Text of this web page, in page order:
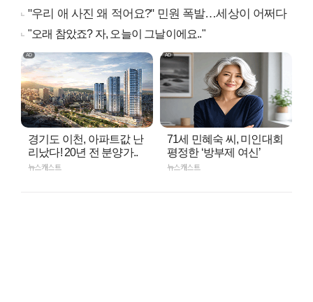
"우리 애 사진 왜 적어요?" 민원 폭발…세상이 어쩌다
"오래 참았죠? 자, 오늘이 그날이에요.."
경기도 이천, 아파트값 난
리났다! 20년 전 분양가..
뉴스캐스트
71세 민혜숙 씨, 미인대회
평정한 ‘방부제 여신’
뉴스캐스트